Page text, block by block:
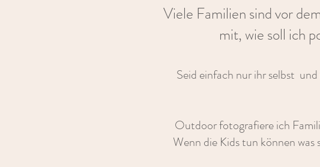
Viele Familien sind vor
mit, wie soll ich
Seid einfach nur ihr selbst
Outdoor fotografiere ich
Wenn die Kids tun können